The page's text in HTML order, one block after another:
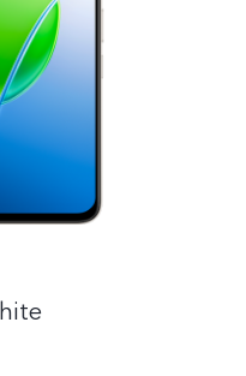
រើសប្រទេស/តំបន់